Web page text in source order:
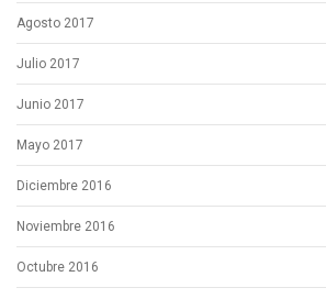
Agosto 2017
Julio 2017
Junio 2017
Mayo 2017
Diciembre 2016
Noviembre 2016
Octubre 2016